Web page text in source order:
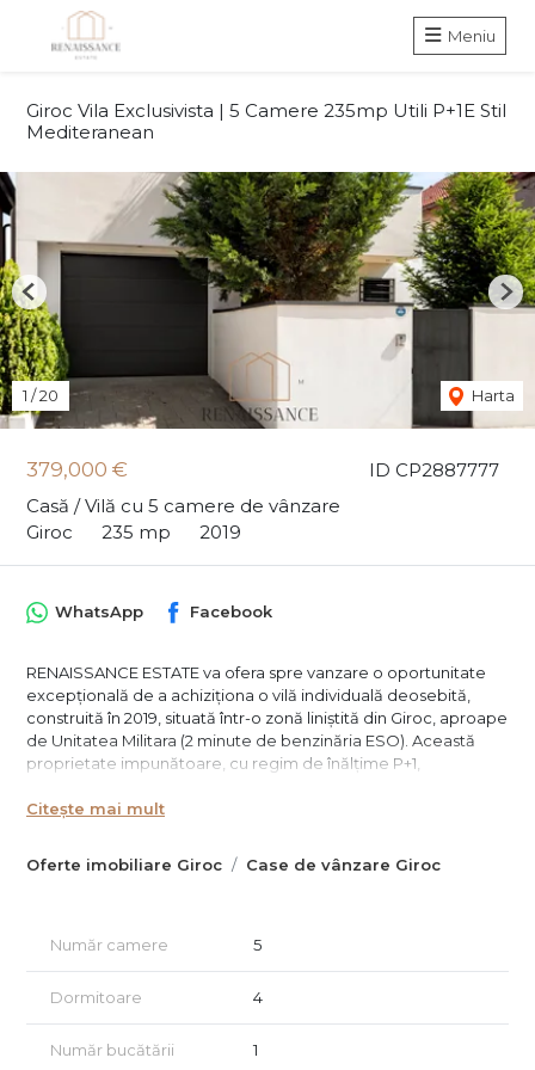
Meniu
Giroc Vila Exclusivista | 5 Camere 235mp Utili P+1E Stil
Mediteranean
ID CP2887777
379,000 €
Casă / Vilă cu 5 camere de vânzare
Giroc
235 mp 2019
1 /20 Harta
Previous
Oferte imobiliare Giroc Case de vânzare Giroc
WhatsApp Facebook
RENAISSANCE ESTATE va ofera spre vanzare o oportunitate
excepțională de a achiziționa o vilă individuală deosebită,
construită în 2019, situată într-o zonă liniștită din Giroc, aproape
de Unitatea Militara (2 minute de benzinăria ESO). Această
proprietate impunătoare, cu regim de înălțime P+1,
de înaltă calitate.
Suprafață utilă: 235mp
Birou (sau dormitor)
Baie modernă cu dus
Living generos și luminos
Citește mai mult
Număr camere 5
Dormitoare 4
Număr bucătării 1